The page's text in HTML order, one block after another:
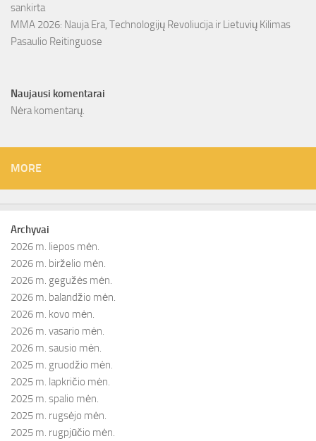
sankirta
MMA 2026: Nauja Era, Technologijų Revoliucija ir Lietuvių Kilimas
Pasaulio Reitinguose
Naujausi komentarai
Nėra komentarų.
MORE
Archyvai
2026 m. liepos mėn.
2026 m. birželio mėn.
2026 m. gegužės mėn.
2026 m. balandžio mėn.
2026 m. kovo mėn.
2026 m. vasario mėn.
2026 m. sausio mėn.
2025 m. gruodžio mėn.
2025 m. lapkričio mėn.
2025 m. spalio mėn.
2025 m. rugsėjo mėn.
2025 m. rugpjūčio mėn.